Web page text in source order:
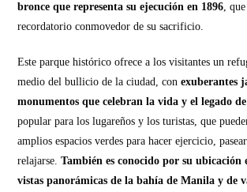
bronce que representa su ejecución en 1896,
recordatorio conmovedor de su sacrificio.
Este parque histórico ofrece a los visitantes un
medio del bullicio de la ciudad, conexuberantes
monumentos que celebran la vida y el legado
popular para los lugareños y los turistas, que
amplios espacios verdes para hacer ejercicio,
relajarse.También es conocido por su ubicación
vistas panorámicas de la bahía de Manila y de